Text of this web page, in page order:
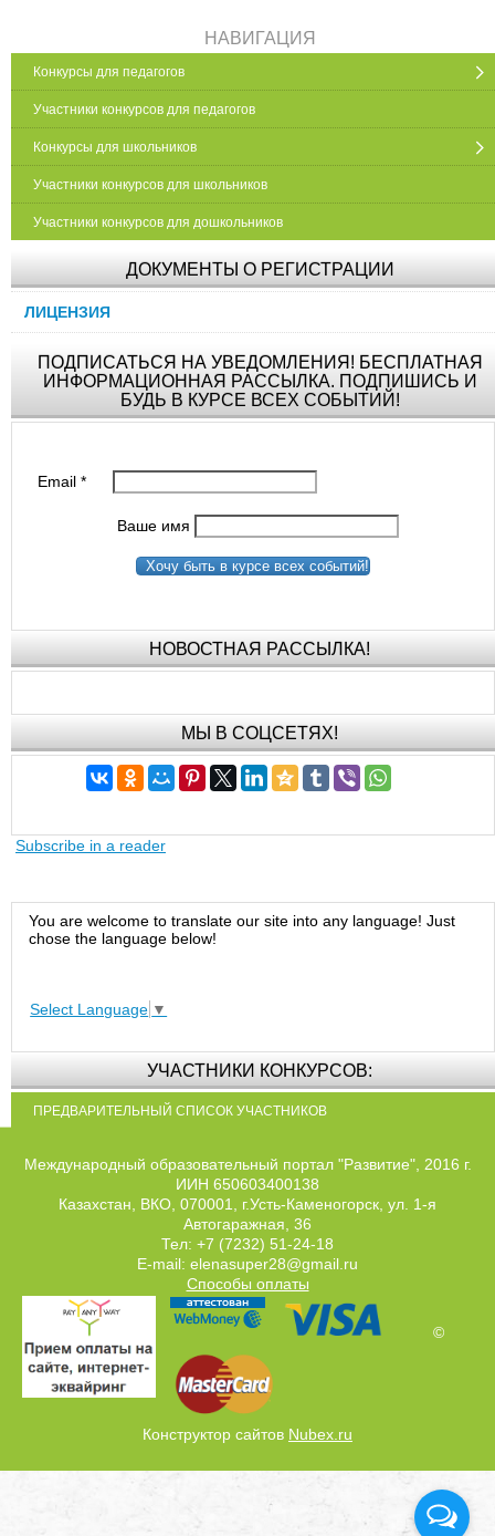
НАВИГАЦИЯ
Конкурсы для педагогов
Участники конкурсов для педагогов
Конкурсы для школьников
Участники конкурсов для школьников
Участники конкурсов для дошкольников
ДОКУМЕНТЫ О РЕГИСТРАЦИИ
ЛИЦЕНЗИЯ
ПОДПИСАТЬСЯ НА УВЕДОМЛЕНИЯ! БЕСПЛАТНАЯ
ИНФОРМАЦИОННАЯ РАССЫЛКА. ПОДПИШИСЬ И
БУДЬ В КУРСЕ ВСЕХ СОБЫТИЙ!
Email*
Ваше имя
Хочу быть в курсе всех событий!
НОВОСТНАЯ РАССЫЛКА!
МЫ В СОЦСЕТЯХ!
Subscribe in a reader
You are welcome to translate our site into any language! Just
chose the language below!
Select Language ▼
УЧАСТНИКИ КОНКУРСОВ:
ПРЕДВАРИТЕЛЬНЫЙ СПИСОК УЧАСТНИКОВ
Международный образовательный портал "Развитие", 2016 г.
ИИН 650603400138
Казахстан, ВКО, 070001, г.Усть-Каменогорск, ул. 1-я
Автогаражная, 36
Тел: +7 (7232) 51-24-18
E-mail: elenasuper28@gmail.ru
Способы оплаты
©
Конструктор сайтов Nubex.ru